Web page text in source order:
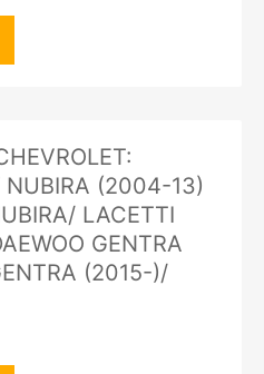
NUBIRA (2004-13)
LACETTI
GENTRA
(2015-)/